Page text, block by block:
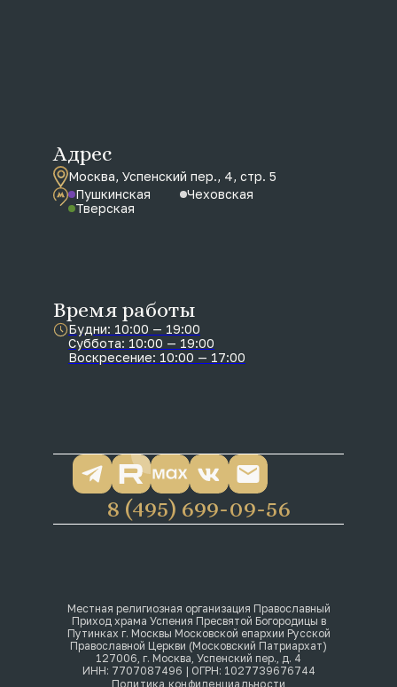
Местная религиозная организация Православный
Приход храма Успения Пресвятой Богородицы в
Путинках г. Москвы Московской епархии Русской
Православной Церкви (Московский Патриархат)
127006, г. Москва, Успенский пер., д. 4
ИНН: 7707087496 | ОГРН: 1027739676744
Политика конфиденциальности
8 (495) 699-09-56
Адрес
Москва, Успенский пер., 4, стр. 5
Пушкинская
Чеховская
Тверская
Время работы
Будни: 10:00 — 19:00
Суббота: 10:00 — 19:00
Воскресение: 10:00 — 17:00